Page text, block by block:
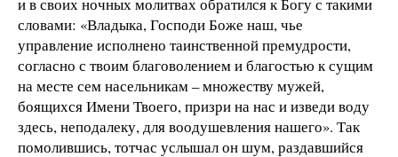
словами: «Владыка, Господи Боже наш, чье
управление исполнено таинственной премудрости,
согласно с твоим благоволением и благостью к сущим
на месте сем насельникам – множеству мужей,
боящихся Имени Твоего, призри на нас и изведи воду
здесь, неподалеку, для воодушевления нашего». Так
помолившись, тотчас услышал он шум, раздавшийся